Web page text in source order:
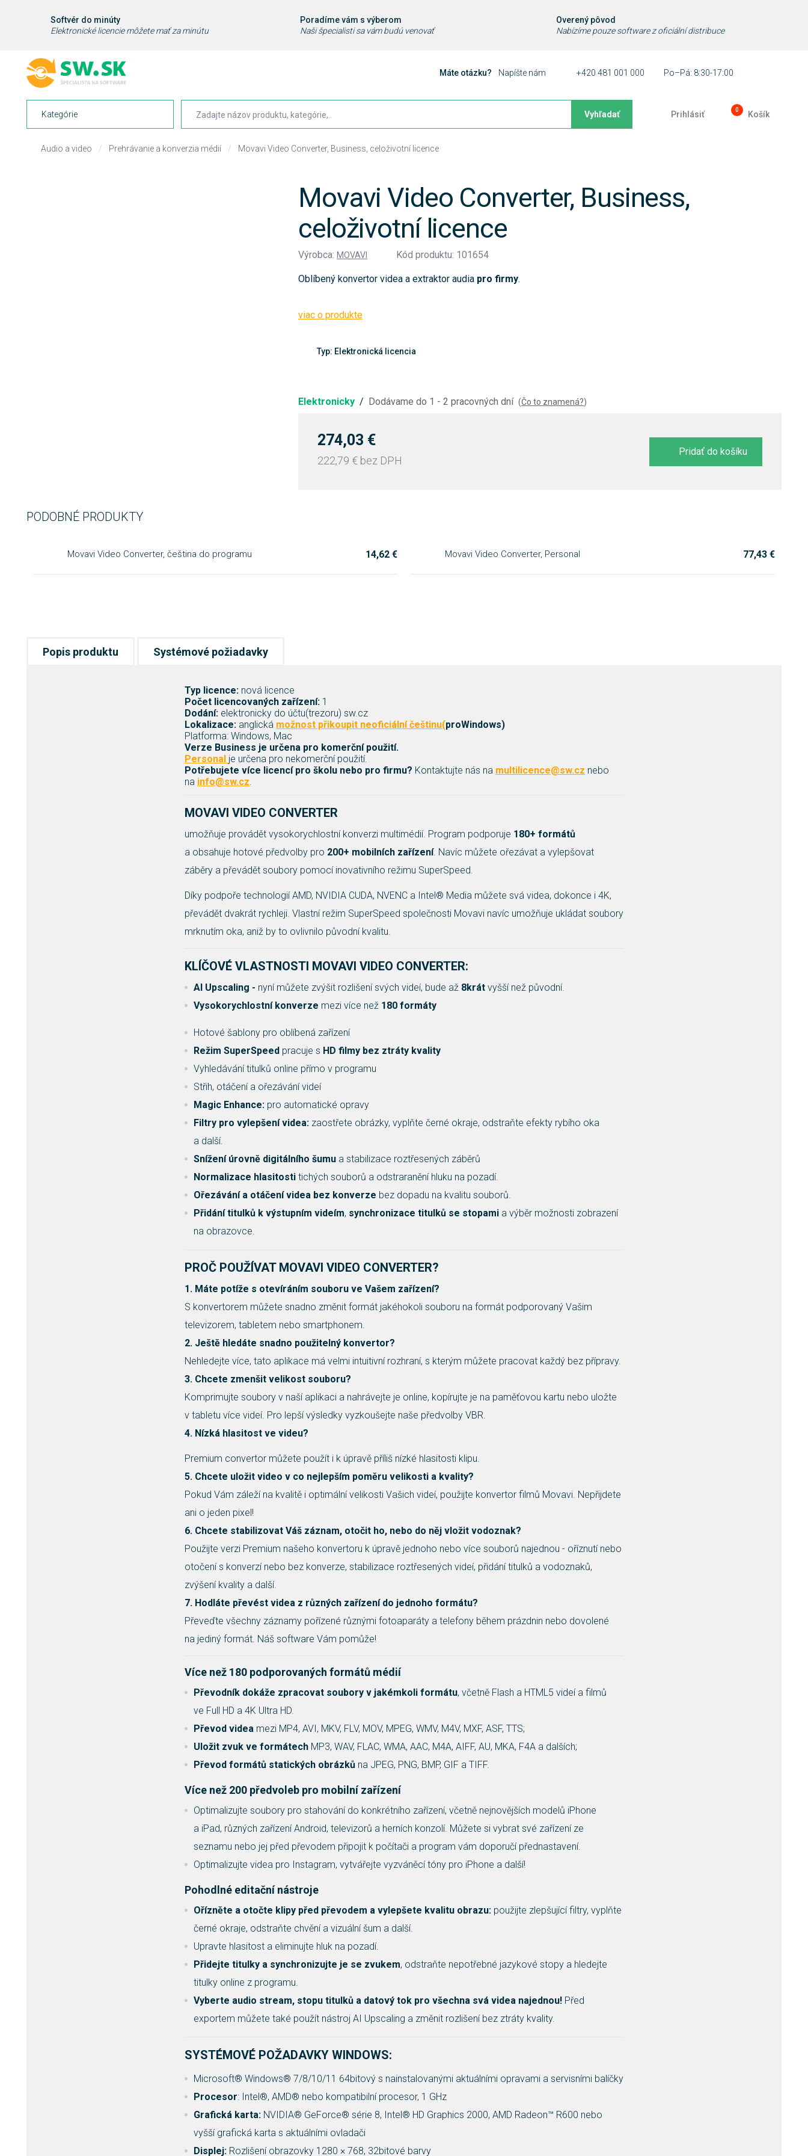
Softvér do minúty
Elektronické licencie môžete mať za minútu
Poradíme vám s výberom
Naši špecialisti sa vám budú venovať
Overený pôvod
Nabízíme pouze software z oficiální distribuce
Máte otázku? Napíšte nám +420 481 001 000 Po–Pá: 8:30-17:00
Kategórie Vyhľadať Prihlásiť 0 Košík
Audio a video / Prehrávanie a konverzia médií / Movavi Video Converter, Business, celoživotní licence
Movavi Video Converter, Business,
celoživotní licence
Výrobca: MOVAVI Kód produktu: 101654
Oblíbený konvertor videa a extraktor audia pro firmy.
viac o produkte
Typ: Elektronická licencia
Elektronicky / Dodávame do 1 - 2 pracovných dní (Čo to znamená?)
274,03 €
222,79 € bez DPH
Pridať do košíku
PODOBNÉ PRODUKTY
Movavi Video Converter, čeština do programu 14,62 € Movavi Video Converter, Personal 77,43 €
Popis produktu Systémové požiadavky
Typ licence: nová licence
Počet licencovaných zařízení: 1
Dodání: elektronicky do účtu(trezoru) sw.cz
Lokalizace: anglická možnost přikoupit neoficiální češtinu(proWindows)
Platforma: Windows, Mac
Verze Business je určena pro komerční použití.
Personal je určena pro nekomerční použití.
Potřebujete více licencí pro školu nebo pro firmu? Kontaktujte nás na multilicence@sw.cz nebo
na info@sw.cz.
MOVAVI VIDEO CONVERTER
umožňuje provádět vysokorychlostní konverzi multimédií. Program podporuje 180+ formátů
a obsahuje hotové předvolby pro 200+ mobilních zařízení. Navíc můžete ořezávat a vylepšovat
záběry a převádět soubory pomocí inovativního režimu SuperSpeed.
Díky podpoře technologií AMD, NVIDIA CUDA, NVENC a Intel® Media můžete svá videa, dokonce i 4K,
převádět dvakrát rychleji. Vlastní režim SuperSpeed ​​společnosti Movavi navíc umožňuje ukládat soubory
mrknutím oka, aniž by to ovlivnilo původní kvalitu.
KLÍČOVÉ VLASTNOSTI MOVAVI VIDEO CONVERTER:
AI Upscaling - nyní můžete zvýšit rozlišení svých videí, bude až 8krát vyšší než původní.
Vysokorychlostní konverze mezi více než 180 formáty
Hotové šablony pro oblíbená zařízení
Režim SuperSpeed ​​pracuje s HD filmy bez ztráty kvality
Vyhledávání titulků online přímo v programu
Střih, otáčení a ořezávání videí
Magic Enhance: pro automatické opravy
Filtry pro vylepšení videa: zaostřete obrázky, vyplňte černé okraje, odstraňte efekty rybího oka
a další.
Snížení úrovně digitálního šumu a stabilizace roztřesených záběrů
Normalizace hlasitosti tichých souborů a odstraranění hluku na pozadí.
Ořezávání a otáčení videa bez konverze bez dopadu na kvalitu souborů.
Přidání titulků k výstupním videím, synchronizace titulků se stopami a výběr možnosti zobrazení
na obrazovce.
PROČ POUŽÍVAT MOVAVI VIDEO CONVERTER?
1. Máte potíže s otevíráním souboru ve Vašem zařízení?
S konvertorem můžete snadno změnit formát jakéhokoli souboru na formát podporovaný Vašim
televizorem, tabletem nebo smartphonem.
2. Ještě hledáte snadno použitelný konvertor?
Nehledejte více, tato aplikace má velmi intuitivní rozhraní, s kterým můžete pracovat každý bez přípravy.
3. Chcete zmenšit velikost souboru?
Komprimujte soubory v naší aplikaci a nahrávejte je online, kopírujte je na paměťovou kartu nebo uložte
v tabletu více videí. Pro lepší výsledky vyzkoušejte naše předvolby VBR.
4. Nízká hlasitost ve videu?
Premium convertor můžete použít i k úpravě příliš nízké hlasitosti klipu.
5. Chcete uložit video v co nejlepším poměru velikosti a kvality?
Pokud Vám záleží na kvalitě i optimální velikosti Vašich videí, použijte konvertor filmů Movavi. Nepřijdete
ani o jeden pixel!
6. Chcete stabilizovat Váš záznam, otočit ho, nebo do něj vložit vodoznak?
Použijte verzi Premium našeho konvertoru k úpravě jednoho nebo více souborů najednou - oříznutí nebo
otočení s konverzí nebo bez konverze, stabilizace roztřesených videí, přidání titulků a vodoznaků,
zvýšení kvality a další.
7. Hodláte převést videa z různých zařízení do jednoho formátu?
Převeďte všechny záznamy pořízené různými fotoaparáty a telefony během prázdnin nebo dovolené
na jediný formát. Náš software Vám pomůže!
Více než 180 podporovaných formátů médií
Převodník dokáže zpracovat soubory v jakémkoli formátu, včetně Flash a HTML5 videí a filmů
ve Full HD a 4K Ultra HD.
Převod videa mezi MP4, AVI, MKV, FLV, MOV, MPEG, WMV, M4V, MXF, ASF, TTS;
Uložit zvuk ve formátech MP3, WAV, FLAC, WMA, AAC, M4A, AIFF, AU, MKA, F4A a dalších;
Převod formátů statických obrázků na JPEG, PNG, BMP, GIF a TIFF.
Více než 200 předvoleb pro mobilní zařízení
Optimalizujte soubory pro stahování do konkrétního zařízení, včetně nejnovějších modelů iPhone
a iPad, různých zařízení Android, televizorů a herních konzolí. Můžete si vybrat své zařízení ze
seznamu nebo jej před převodem připojit k počítači a program vám doporučí přednastavení.
Optimalizujte videa pro Instagram, vytvářejte vyzváněcí tóny pro iPhone a další!
Pohodlné editační nástroje
Ořízněte a otočte klipy před převodem a vylepšete kvalitu obrazu: použijte zlepšující filtry, vyplňte
černé okraje, odstraňte chvění a vizuální šum a další.
Upravte hlasitost a eliminujte hluk na pozadí.
Přidejte titulky a synchronizujte je se zvukem, odstraňte nepotřebné jazykové stopy a hledejte
titulky online z programu.
Vyberte audio stream, stopu titulků a datový tok pro všechna svá videa najednou! Před
exportem můžete také použít nástroj AI Upscaling a změnit rozlišení bez ztráty kvality.
SYSTÉMOVÉ POŽADAVKY WINDOWS:
Microsoft® Windows® 7/8/10/11 64bitový s nainstalovanými aktuálními opravami a servisními balíčky
Procesor: Intel®, AMD® nebo kompatibilní procesor, 1 GHz
Grafická karta: NVIDIA® GeForce® série 8, Intel® HD Graphics 2000, AMD Radeon™ R600 nebo
vyšší grafická karta s aktuálními ovladači
Displej: Rozlišení obrazovky 1280 × 768, 32bitové barvy